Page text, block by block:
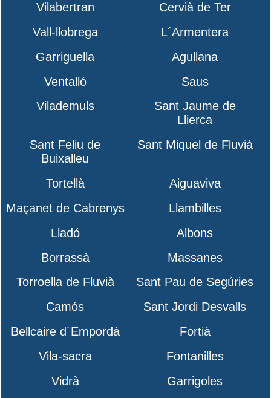
Vilabertran
Cervià de Ter
Vall-llobrega
L´Armentera
Garriguella
Agullana
Ventalló
Saus
Vilademuls
Sant Jaume de
Llierca
Sant Feliu de
Buixalleu
Sant Miquel de Fluvià
Tortellà
Aiguaviva
Maçanet de Cabrenys
Llambilles
Lladó
Albons
Borrassà
Massanes
Torroella de Fluvià
Sant Pau de Segúries
Camós
Sant Jordi Desvalls
Bellcaire d´Empordà
Fortià
Vila-sacra
Fontanilles
Vidrà
Garrigoles